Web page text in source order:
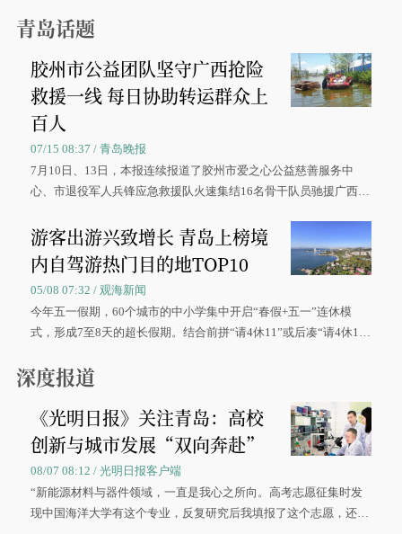
青岛话题
胶州市公益团队坚守广西抢险
救援一线 每日协助转运群众上
百人
07/15 08:37 / 青岛晚报
7月10日、13日，本报连续报道了胶州市爱之心公益慈善服务中
心、市退役军人兵锋应急救援队火速集结16名骨干队员驰援广西灾
游客出游兴致增长 青岛上榜境
内自驾游热门目的地TOP10
05/08 07:32 / 观海新闻
今年五一假期，60个城市的中小学集中开启“春假+五一”连休模
式，形成7至8天的超长假期。结合前拼“请4休11”或后凑“请4休1
深度报道
《光明日报》关注青岛：高校
创新与城市发展“双向奔赴”
08/07 08:12 / 光明日报客户端
“新能源材料与器件领域，一直是我心之所向。高考志愿征集时发
现中国海洋大学有这个专业，反复研究后我填报了这个志愿，还真